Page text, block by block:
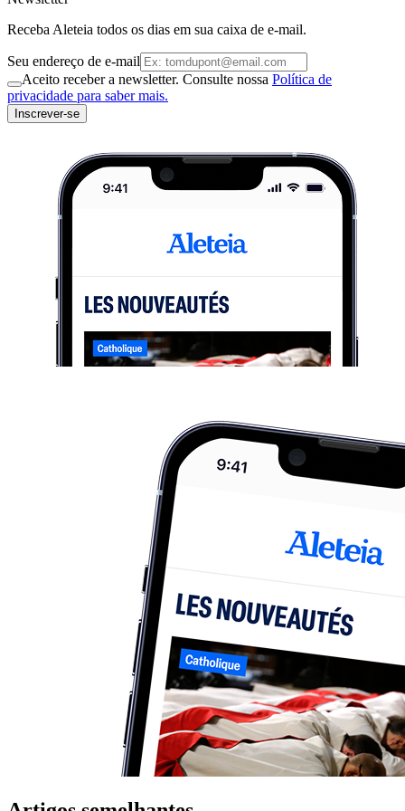
Receba Aleteia todos os dias em sua caixa de e-mail.
Seu endereço de e-mail
Aceito receber a newsletter. Consulte nossa Política de
privacidade para saber mais.
Inscrever-se